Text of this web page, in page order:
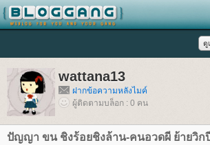
wattana13
ฝากข้อความหลังไมค์
ผู้ติดตามบล็อก : 0 คน
ปัญญา ขน ชิงร้อยชิงล้าน-คนอวดผี ย้ายวิก